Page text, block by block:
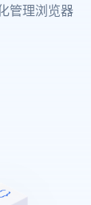
管理浏览器